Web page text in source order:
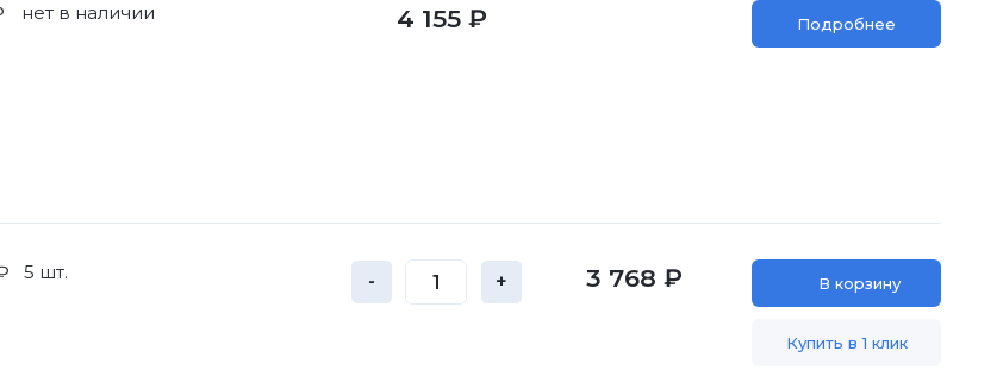
нет в наличии 4 155 ₽ Подробнее
5 шт. - + 3 768 ₽ В корзину
Купить в 1 клик